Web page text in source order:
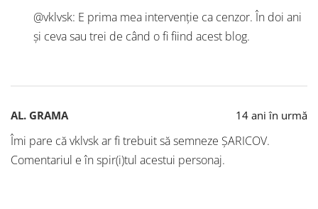
@vklvsk: E prima mea intervenție ca cenzor. În doi ani
și ceva sau trei de când o fi fiind acest blog.
AL. GRAMA 14 ani în urmă
Îmi pare că vklvsk ar fi trebuit să semneze ȘARICOV.
Comentariul e în spir(i)tul acestui personaj.